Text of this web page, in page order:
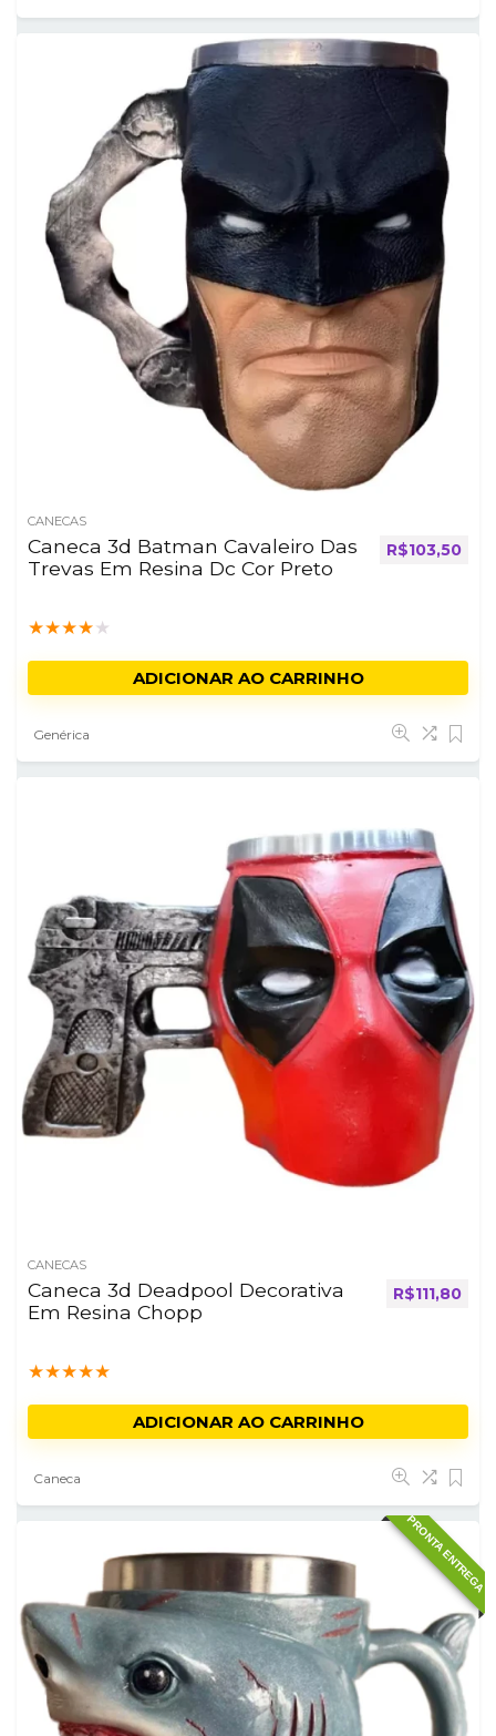
CANECAS
Caneca 3d Batman Cavaleiro Das
Trevas Em Resina Dc Cor Preto
★★★★ ★
R$103,50
ADICIONAR AO CARRINHO
Genérica
CANECAS
Caneca 3d Deadpool Decorativa
Em Resina Chopp
★★★★★
R$111,80
ADICIONAR AO CARRINHO
Caneca
PRONTA ENTREGA